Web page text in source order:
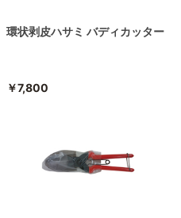
環状剥皮ハサミ バディカッター
￥7,800